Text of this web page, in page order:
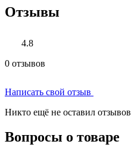
Отзывы
4.8
0 отзывов
Написать свой отзыв
Никто ещё не оставил
Вопросы о товаре